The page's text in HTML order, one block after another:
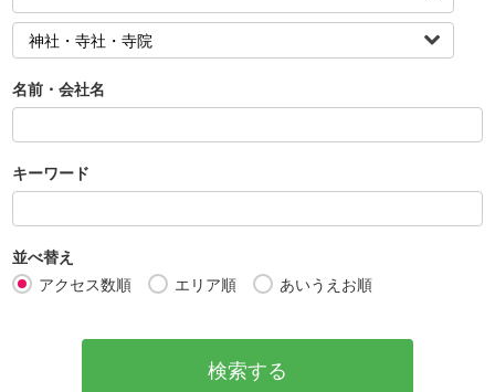
名前・会社名
キーワード
並べ替え
アクセス数順
エリア順 あいうえお順